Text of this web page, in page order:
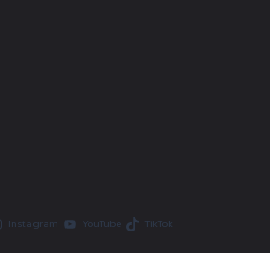
Instagram YouTube TikTok